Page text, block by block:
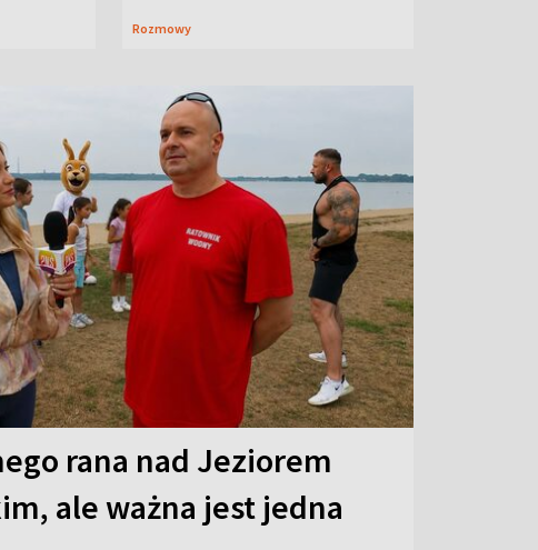
Rozmowy
rana nad Jeziorem
ale ważna jest jedna